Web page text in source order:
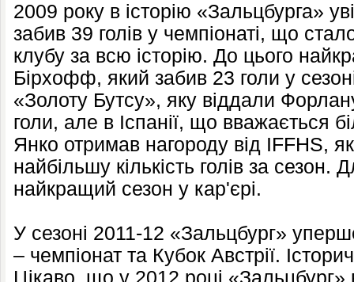
2009 року в історію «Зальцбурга»
забив 39 голів у чемпіонаті, що
клубу за всю історію. До цього
Бірхофф, який забив 23 голи у
«Золоту Бутсу», яку віддали
голи, але в Іспанії, що вважається
Янко отримав нагороду від IFFHS,
найбільшу кількість голів за
найкращий сезон у кар'єрі.
У сезоні 2011-12 «Зальцбург»
– чемпіонат та Кубок Австрії.
Цікаво, що у 2012 році «Зальцбург»